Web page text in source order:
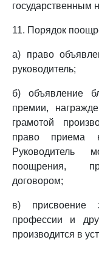
государственным
11. Порядок
а) право
руководитель;
б) объявление
премии,
грамотой
право приема
Руководитель
поощрения,
договором;
в) присвоение
профессии и
производится в